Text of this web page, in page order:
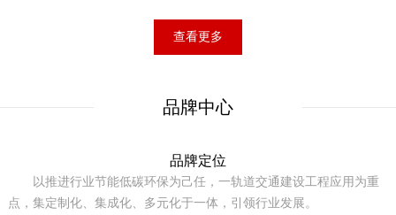
查看更多
品牌中心
品牌定位
以推进行业节能低碳环保为己任，一轨道交通建设工程应用为重
点，集定制化、集成化、多元化于一体，引领行业发展。